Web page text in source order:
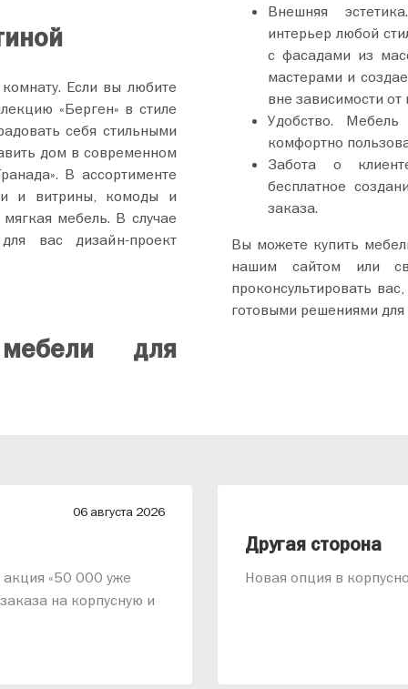
Если вы любите
«Берген» в стиле
себя стильными
дом в современном
В ассортименте
и витрины, комоды и
мебель. В случае
вас дизайн-проект
для
Внешняя
интерьер любой
с фасадами из
мастерами и
вне зависимости
Удобство.
комфортно
Забота о
бесплатное
заказа.
Вы можете купить
нашим сайтом или
проконсультировать
готовыми решениями для
06 августа 2026
«50 000 уже
на корпусную и
Другая сторона
Новая опция в